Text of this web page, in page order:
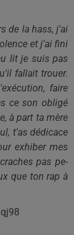
de la hass, j'ai
et j'ai fini
lit je suis pas
fallait trouer.
faire
ce son obligé
à part ta mère
t'as dédicace
exhiber mes
pas pe-
que ton rap à